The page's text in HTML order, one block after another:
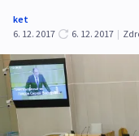
ket
6. 12. 2017
6. 12. 2017 |